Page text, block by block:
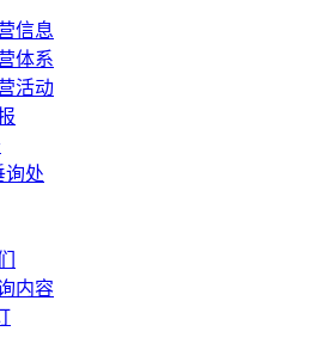
信息
体系
活动
询处
内容